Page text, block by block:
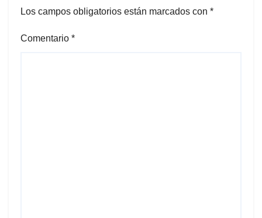
Los campos obligatorios están marcados con *
Comentario *